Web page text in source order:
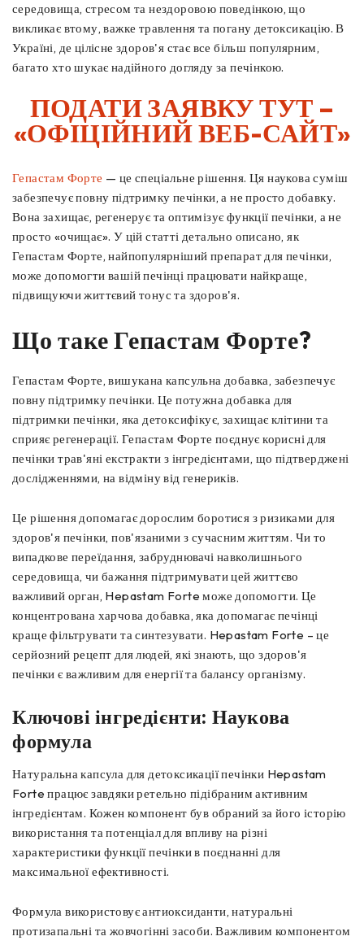
середовища, стресом та нездоровою поведінкою, що
викликає втому, важке травлення та погану детоксикацію. В
Україні, де цілісне здоров'я стає все більш популярним,
багато хто шукає надійного догляду за печінкою.
ПОДАТИ ЗАЯВКУ ТУТ –
«ОФІЦІЙНИЙ ВЕБ-САЙТ»
Гепастам Форте — це спеціальне рішення. Ця наукова суміш
забезпечує повну підтримку печінки, а не просто добавку.
Вона захищає, регенерує та оптимізує функції печінки, а не
просто «очищає». У цій статті детально описано, як
Гепастам Форте, найпопулярніший препарат для печінки,
може допомогти вашій печінці працювати найкраще,
підвищуючи життєвий тонус та здоров'я.
Що таке Гепастам Форте?
Гепастам Форте, вишукана капсульна добавка, забезпечує
повну підтримку печінки. Це потужна добавка для
підтримки печінки, яка детоксифікує, захищає клітини та
сприяє регенерації. Гепастам Форте поєднує корисні для
печінки трав'яні екстракти з інгредієнтами, що підтверджені
дослідженнями, на відміну від генериків.
Це рішення допомагає дорослим боротися з ризиками для
здоров'я печінки, пов'язаними з сучасним життям. Чи то
випадкове переїдання, забруднювачі навколишнього
середовища, чи бажання підтримувати цей життєво
важливий орган, Hepastam Forte може допомогти. Це
концентрована харчова добавка, яка допомагає печінці
краще фільтрувати та синтезувати. Hepastam Forte – це
серйозний рецепт для людей, які знають, що здоров'я
печінки є важливим для енергії та балансу організму.
Ключові інгредієнти: Наукова
формула
Натуральна капсула для детоксикації печінки Hepastam
Forte працює завдяки ретельно підібраним активним
інгредієнтам. Кожен компонент був обраний за його історію
використання та потенціал для впливу на різні
характеристики функції печінки в поєднанні для
максимальної ефективності.
Формула використовує антиоксиданти, натуральні
протизапальні та жовчогінні засоби. Важливим компонентом